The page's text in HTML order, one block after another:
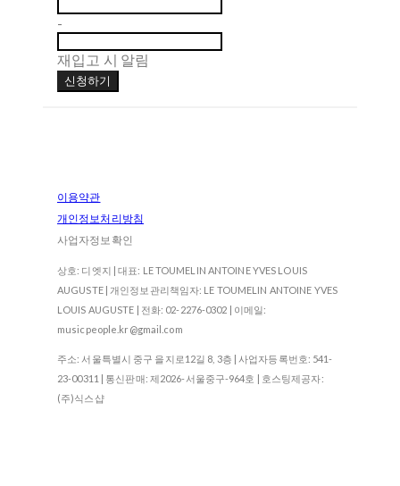
-
재입고 시 알림
신청하기
이용약관
개인정보처리방침
사업자정보확인
상호: 디엣지 | 대표: LE TOUMELIN ANTOINE YVES LOUIS
AUGUSTE | 개인정보관리책임자: LE TOUMELIN ANTOINE YVES
LOUIS AUGUSTE | 전화: 02-2276-0302 | 이메일:
musicpeople.kr@gmail.com
주소: 서울특별시 중구 을지로12길 8, 3층 | 사업자등록번호: 541-
23-00311 | 통신판매: 제2026-서울중구-964호 | 호스팅제공자:
(주)식스샵